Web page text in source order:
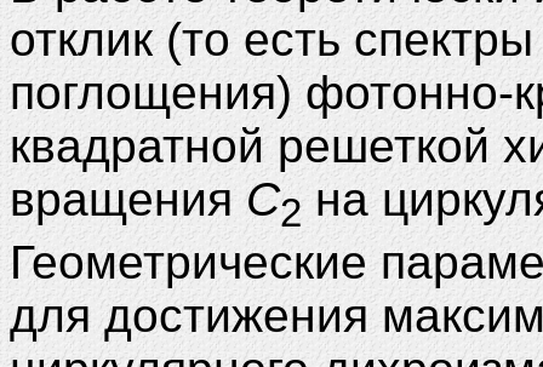
отклик (то есть
поглощения) фотонно-
квадратной решеткой
вращения C2 на
Геометрические
для достижения